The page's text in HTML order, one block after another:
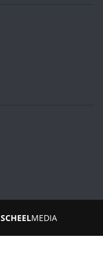
SCHEELMEDIA